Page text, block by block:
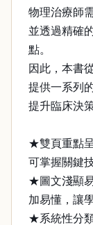
物理治療師
並透過精確
點。
因此，本書
提供一系列
提升臨床決
★雙頁重點
可掌握關鍵
★圖文淺顯
加易懂，讓
★系統性分